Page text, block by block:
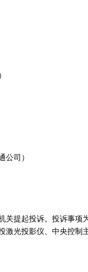
公司）
提起投诉。投诉事项
光投影仪、中央控制